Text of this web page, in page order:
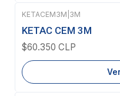
Agotado
KETACEM3M 3M
KETAC CEM 3M
$60.350 CLP